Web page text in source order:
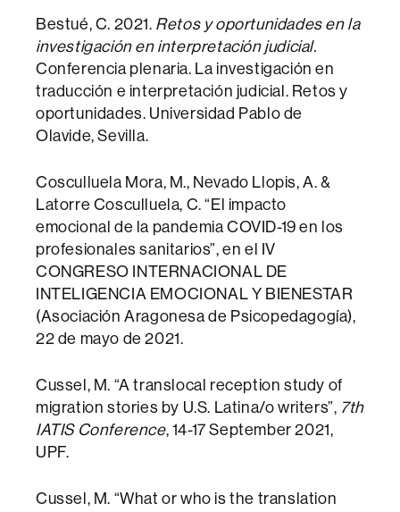
Bestué, C. 2021. Retos y oportunidades en la
investigación en interpretación judicial.
Conferencia plenaria. La investigación en
traducción e interpretación judicial. Retos y
oportunidades. Universidad Pablo de
Olavide, Sevilla.
Cosculluela Mora, M., Nevado Llopis, A. &
Latorre Cosculluela, C. “El impacto
emocional de la pandemia COVID-19 en los
profesionales sanitarios”, en el IV
CONGRESO INTERNACIONAL DE
INTELIGENCIA EMOCIONAL Y BIENESTAR
(Asociación Aragonesa de Psicopedagogía),
22 de mayo de 2021.
Cussel, M. “A translocal reception study of
migration stories by U.S. Latina/o writers”, 7th
IATIS Conference, 14-17 September 2021,
UPF.
Cussel, M. “What or who is the translation